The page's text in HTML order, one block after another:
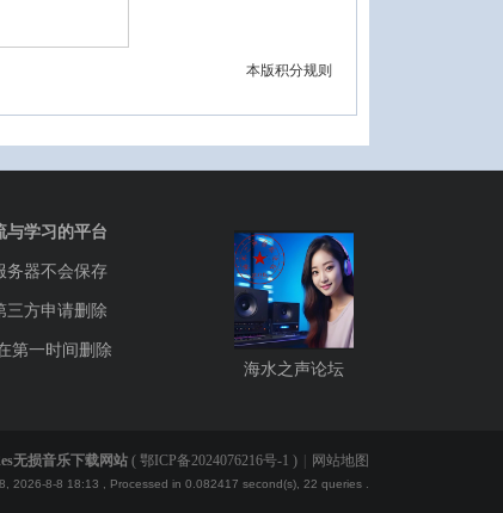
本版积分规则
与学习的平台
务器不会保存
三方申请删除
第一时间删除
海水之声论坛
无损音乐下载网站 ( 鄂ICP备2024076216号-1 ) 网站地图
2026-8-8 18:13 , Processed in 0.082417 second(s), 22 queries .